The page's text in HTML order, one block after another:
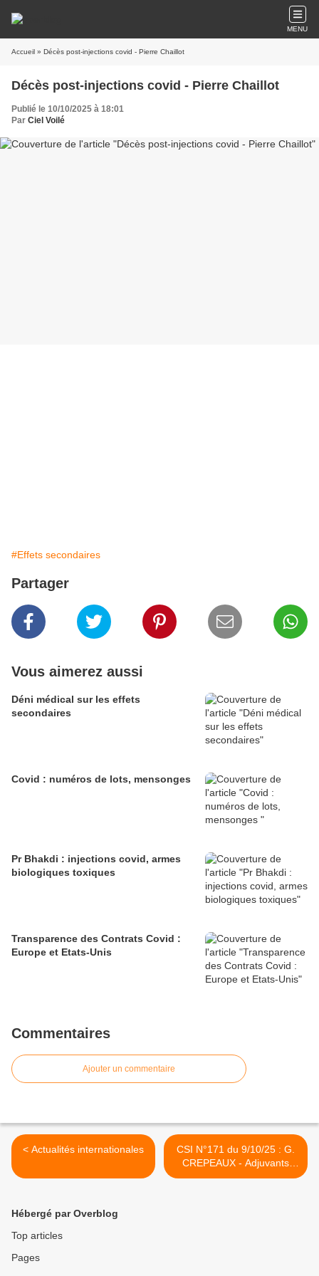
MENU
Accueil » Décès post-injections covid - Pierre Chaillot
Décès post-injections covid - Pierre Chaillot
Publié le 10/10/2025 à 18:01
Par Ciel Voilé
#Effets secondaires
Partager
Vous aimerez aussi
Déni médical sur les effets
secondaires
Covid : numéros de lots, mensonges
Pr Bhakdi : injections covid, armes
biologiques toxiques
Transparence des Contrats Covid :
Europe et Etats-Unis
Commentaires
Ajouter un commentaire
< Actualités internationales
CSI N°171 du 9/10/25 : G.
CREPEAUX - Adjuvants
aluminiques >
Hébergé par Overblog
Top articles
Pages